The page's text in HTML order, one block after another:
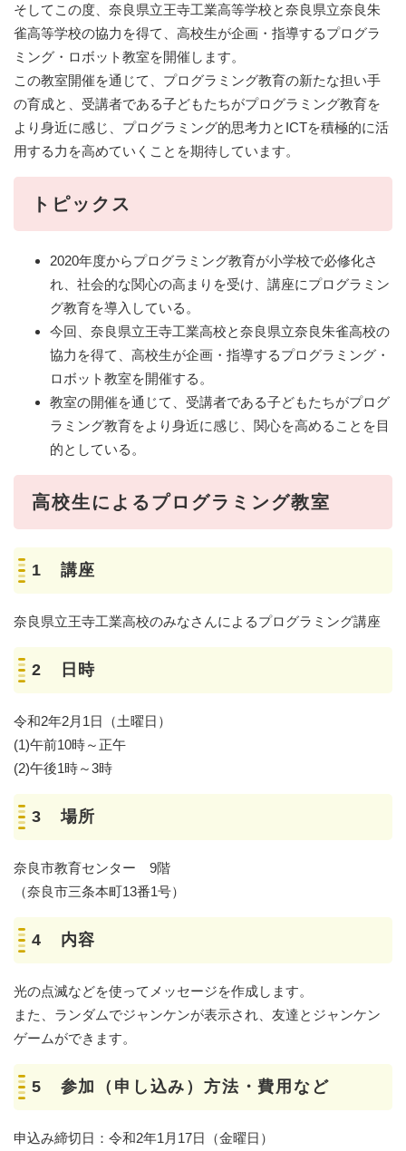
そしてこの度、奈良県立王寺工業高等学校と奈良県立奈良朱
雀高等学校の協力を得て、高校生が企画・指導するプログラ
ミング・ロボット教室を開催します。
この教室開催を通じて、プログラミング教育の新たな担い手
の育成と、受講者である子どもたちがプログラミング教育を
より身近に感じ、プログラミング的思考力とICTを積極的に活
用する力を高めていくことを期待しています。
トピックス
2020年度からプログラミング教育が小学校で必修化さ
れ、社会的な関心の高まりを受け、講座にプログラミン
グ教育を導入している。
今回、奈良県立王寺工業高校と奈良県立奈良朱雀高校の
協力を得て、高校生が企画・指導するプログラミング・
ロボット教室を開催する。
教室の開催を通じて、受講者である子どもたちがプログ
ラミング教育をより身近に感じ、関心を高めることを目
的としている。
高校生によるプログラミング教室
1 講座
奈良県立王寺工業高校のみなさんによるプログラミング講座
2 日時
令和2年2月1日（土曜日）
(1)午前10時～正午
(2)午後1時～3時
3 場所
奈良市教育センター 9階
（奈良市三条本町13番1号）
4 内容
光の点滅などを使ってメッセージを作成します。
また、ランダムでジャンケンが表示され、友達とジャンケン
ゲームができます。
5 参加（申し込み）方法・費用など
申込み締切日：令和2年1月17日（金曜日）